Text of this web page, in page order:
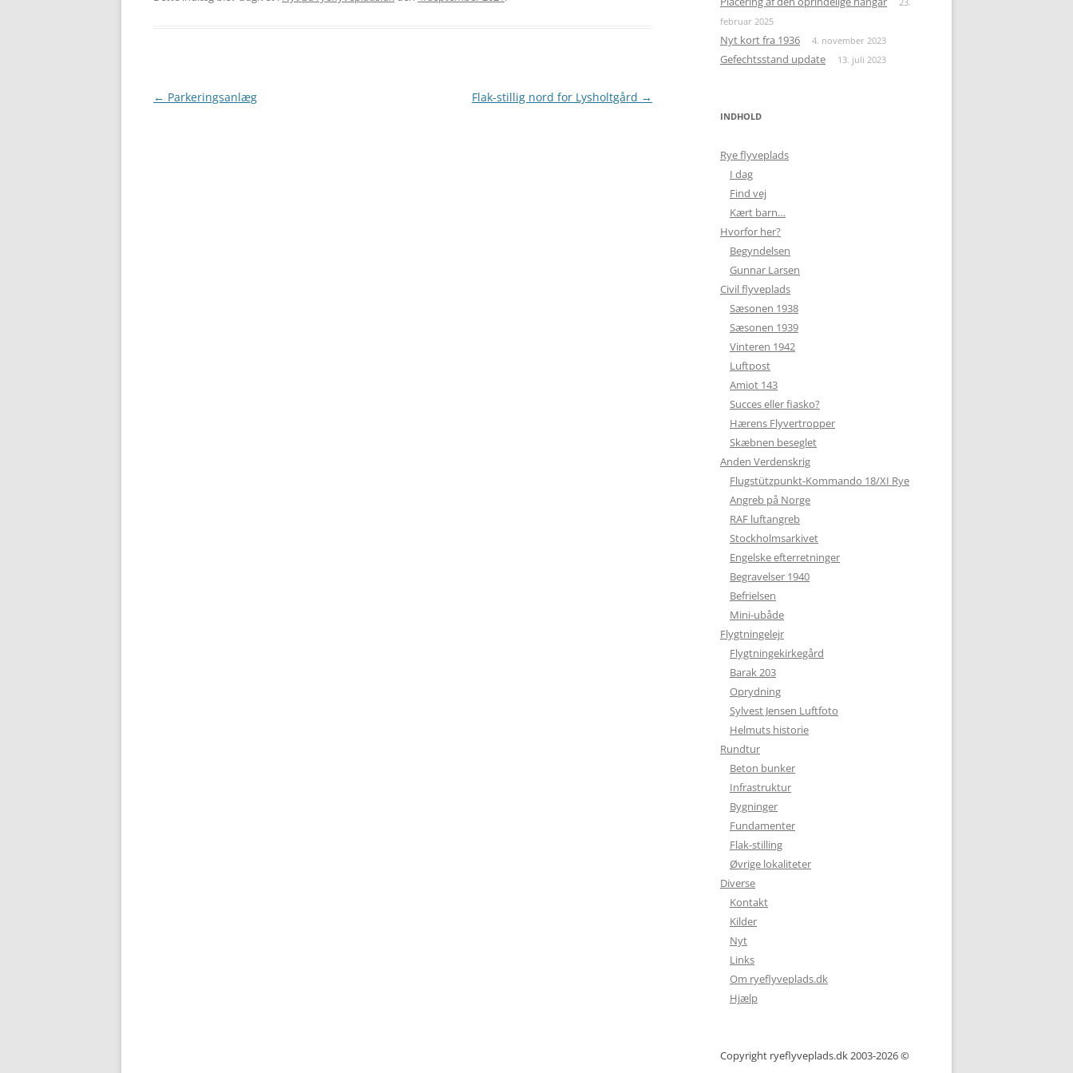
Indlægsnavigation
← Parkeringsanlæg Flak-stillig nord for Lysholtgård →
februar 2025
Nyt kort fra 1936 4. november 2023
Gefechtsstand update 13. juli 2023
INDHOLD
Rye flyveplads
I dag
Find vej
Kært barn…
Hvorfor her?
Begyndelsen
Gunnar Larsen
Civil flyveplads
Sæsonen 1938
Sæsonen 1939
Vinteren 1942
Luftpost
Amiot 143
Succes eller fiasko?
Hærens Flyvertropper
Skæbnen beseglet
Anden Verdenskrig
Flugstützpunkt-Kommando 18/XI Rye
Angreb på Norge
RAF luftangreb
Stockholmsarkivet
Engelske efterretninger
Begravelser 1940
Befrielsen
Mini-ubåde
Flygtningelejr
Flygtningekirkegård
Barak 203
Oprydning
Sylvest Jensen Luftfoto
Helmuts historie
Rundtur
Beton bunker
Infrastruktur
Bygninger
Fundamenter
Flak-stilling
Øvrige lokaliteter
Diverse
Kontakt
Kilder
Nyt
Links
Om ryeflyveplads.dk
Hjælp
Copyright ryeflyveplads.dk 2003-2026 ©